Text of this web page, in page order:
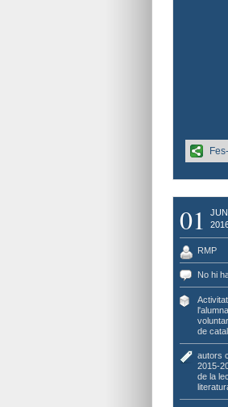
01
RMP
No hi
de
autors
2015-
de la